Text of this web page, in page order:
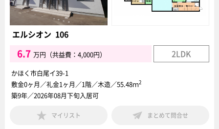
エルシオン 106
6.7 万円（共益費：4,000円） 2LDK
かほく市白尾イ39-1
敷金0ヶ月／礼金1ヶ月／1階／木造／55.48ｍ2
築9年／2026年08月下旬入居可
マイリスト まとめて問合せ